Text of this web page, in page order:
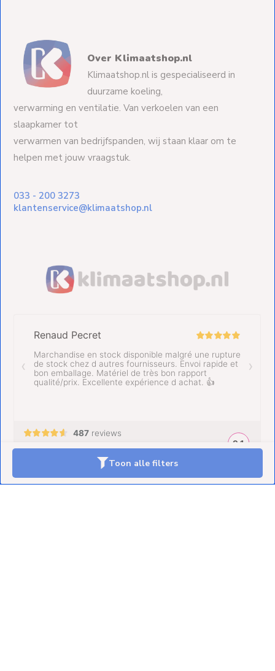
Toon alle filters
Over Klimaatshop.nl
Klimaatshop.nl is gespecialiseerd in
duurzame koeling,
verwarming en ventilatie. Van verkoelen van een
slaapkamer tot
verwarmen van bedrijfspanden, wij staan klaar om te
helpen met jouw vraagstuk.
033 - 200 3273
klantenservice@klimaatshop.nl